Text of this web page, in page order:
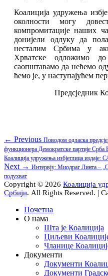
Коалиција удружења
околности могу
компромитације наших
донијели одлуку да
несталим Србима у
Хрватске одложимо
саопштавамо да нећемо
ћемо је, у наступајућем
Предсједник
Кретање
чланка
← Previous Previous
post:
Повoдом одласка
функционера Демократске партије
Коалиција удружења избјеглица
Next → Next
Интервју: Миодраг Линта –
подухват
Copyright © 2026 Коалиција
Србији. All Rights Reserved. |
Почетна
О нама
Шта је Коалиција
Циљеви
Чланице
Документи
Документи
Документи